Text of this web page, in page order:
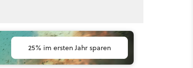
25% im ersten Jahr sparen